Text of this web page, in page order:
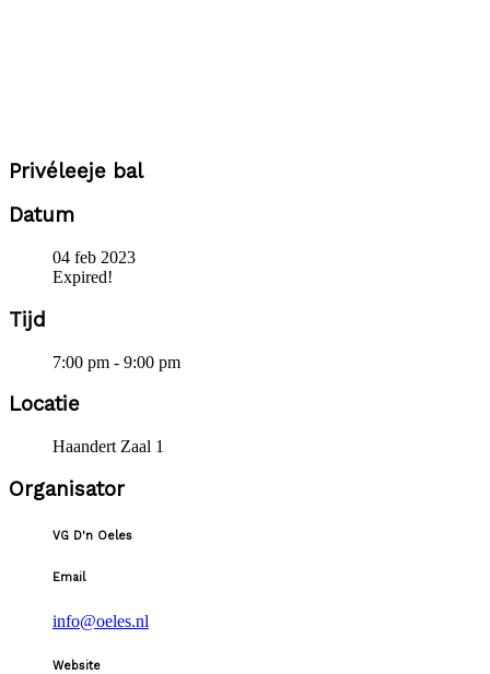
Privéleeje bal
Datum
04 feb 2023
Expired!
Tijd
7:00 pm - 9:00 pm
Locatie
Haandert Zaal 1
Organisator
VG D'n Oeles
Email
info@oeles.nl
Website